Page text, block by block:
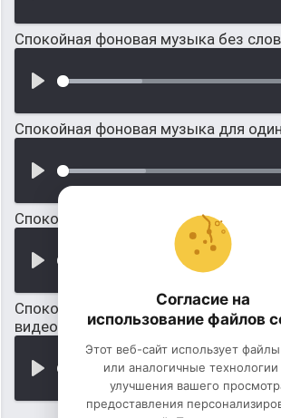
Спокойная фоновая музыка без
Спокойная фоновая музыка для
Спокойная фоновая музыка на
Спокойная фоновая музыка для
видео
Согласие на
использование файлов
Этот веб-сайт использует
или аналогичные технологии
улучшения вашего
предоставления